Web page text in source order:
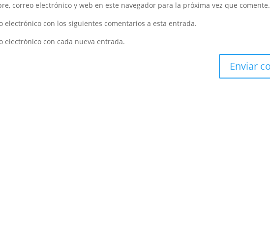
correo electrónico y web en este navegador para la próxima vez que comente.
electrónico con los siguientes comentarios a esta entrada.
electrónico con cada nueva entrada.